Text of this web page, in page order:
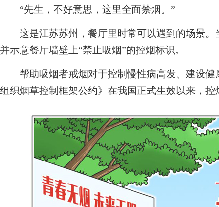
“先生，不好意思，这里全面禁烟。”
这是江苏苏州，餐厅里时常可以遇到的场景。
并示意餐厅墙壁上“禁止吸烟”的控烟标识。
帮助吸烟者戒烟对于控制慢性病高发、建设健
组织烟草控制框架公约》在我国正式生效以来，